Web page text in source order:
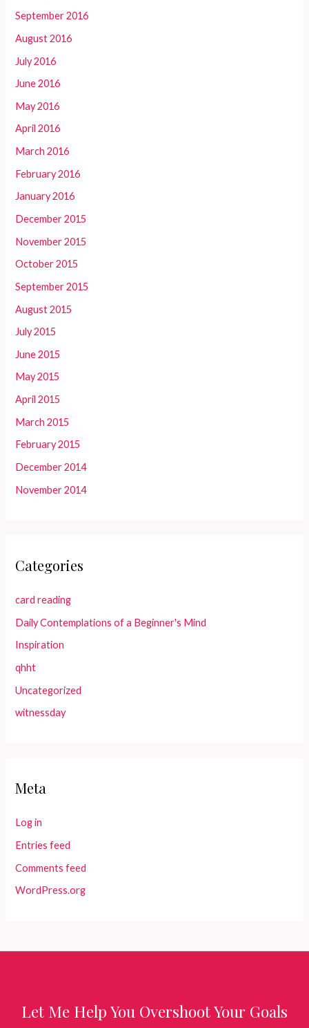
September 2016
August 2016
July 2016
June 2016
May 2016
April 2016
March 2016
February 2016
January 2016
December 2015
November 2015
October 2015
September 2015
August 2015
July 2015
June 2015
May 2015
April 2015
March 2015
February 2015
December 2014
November 2014
Categories
card reading
Daily Contemplations of a Beginner's Mind
Inspiration
qhht
Uncategorized
witnessday
Meta
Log in
Entries feed
Comments feed
WordPress.org
Let Me Help You Overshoot Your Goals